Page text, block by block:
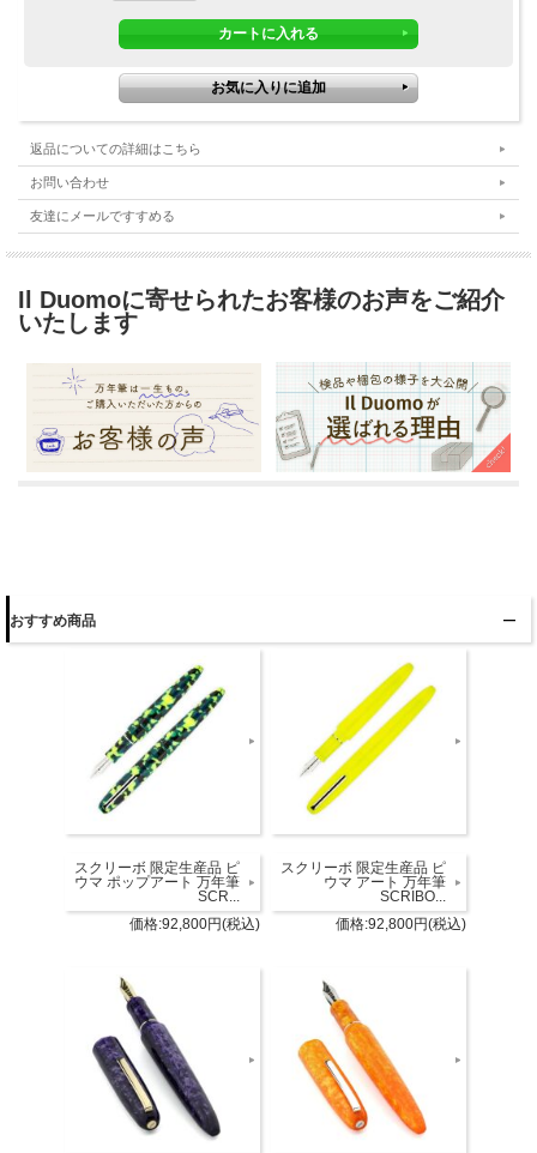
返品についての詳細はこちら
お問い合わせ
友達にメールですすめる
Il Duomoに寄せられたお客様のお声をご紹介
いたします
おすすめ商品
スクリーボ 限定生産品 ピ
ウマ ポップアート 万年筆
SCR...
価格:92,800円(税込)
スクリーボ 限定生産品 ピ
ウマ アート 万年筆
SCRIBO...
価格:92,800円(税込)